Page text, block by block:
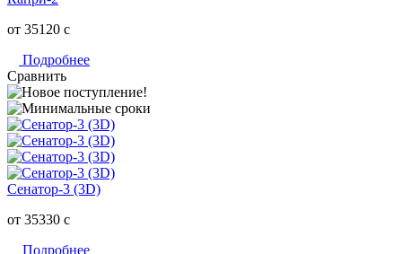
от 35120 c
Подробнее
Сравнить
Сенатор-3 (3D)
от 35330 c
Подробнее